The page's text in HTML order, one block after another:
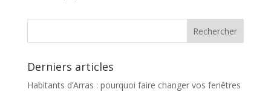
Derniers articles
Habitants d’Arras : pourquoi faire changer vos fenêtres